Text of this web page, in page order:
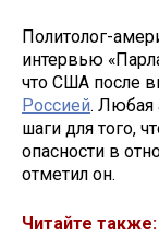
Политолог-
интервью
что США после
Россией. Любая
шаги для того,
опасности в
отметил он.
Читайте также: